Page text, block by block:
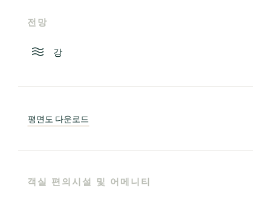
전망
강
평면도 다운로드
객실 편의시설 및 어메니티